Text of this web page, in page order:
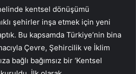
kentsel dönüşümü
şehirler inşa etmek için yeni
Bu kapsamda Türkiye’nin bina
Çevre, Şehircilik ve İklim
bağlı bağımsız bir ‘Kentsel